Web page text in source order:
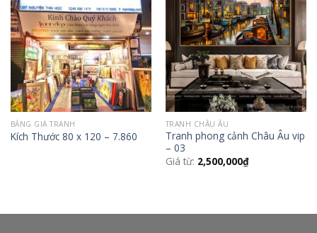
Add to
Wishlist
BẢNG GIÁ TRANH
Kích Thước 80 x 120 – 7.860
Add to
Wishlist
TRANH CHÂU ÂU
Tranh phong cảnh Châu Âu vip
– 03
Giá từ: 2,500,000₫